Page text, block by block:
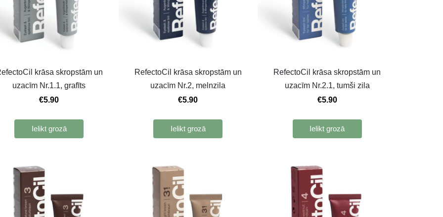
krāsa skropstām un
uzacīm Nr.1.1, grafīts
€5.90
Ielikt grozā
RefectoСil krāsa skropstām un
uzacīm Nr.2, melnzila
€5.90
Ielikt grozā
RefectoСil krāsa skropstām un
uzacīm Nr.2.1, tumši zila
€5.90
Ielikt grozā